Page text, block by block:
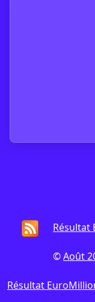
Résultat
©Août
Résultat